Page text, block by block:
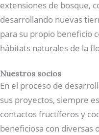
extensiones de bosque,
desarrollando nuevas
para su propio beneficio
hábitats naturales de la
Nuestros socios
En el proceso de
sus proyectos, siempre
contactos fructíferos y
beneficiosa con diversas